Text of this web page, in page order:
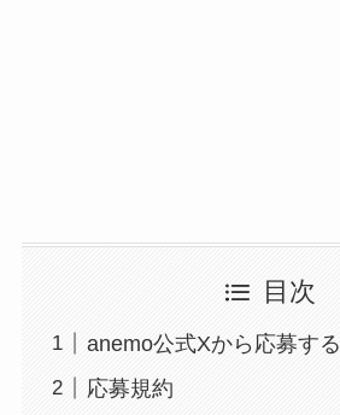
目次
anemo公式Xから応募する
応募規約